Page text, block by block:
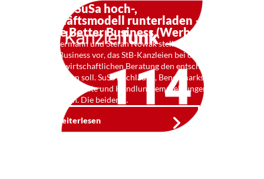
Kf 114: SuSa hoch-,
Geschäftsmodell runterladen –
Haufe Better Business (Werbung)
Jörg Niermann und Stefan Nowak stellen Haufe
Better Business vor, das StB-Kanzleien bei der
betriebswirtschaftlichen Beratung den entscheidenen
Schub geben soll. SuSa hochladen, Benchmarks,
Potentialberichte und Handlungsempfehlungen
runterladen. Die beiden …
Weiterlesen